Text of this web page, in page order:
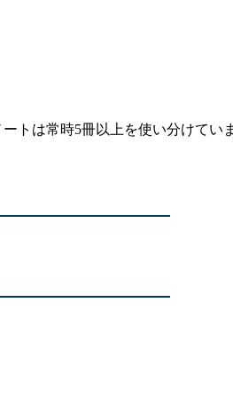
トは常時5冊以上を使い分けてい